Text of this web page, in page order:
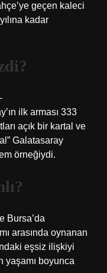
geçen kaleci
kadar
ilk arması 333
açık bir kartal ve
Galatasaray
örneğiydi.
Bursa’da
arasında oynanan
eşsiz ilişkiyi
yaşamı boyunca